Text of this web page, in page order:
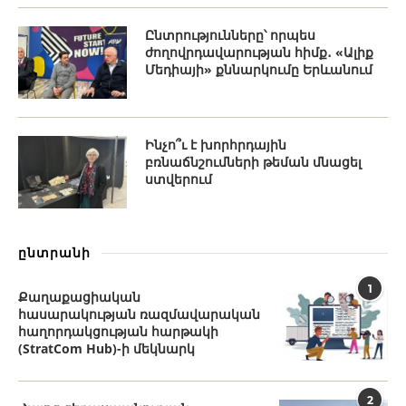
Ընտրությունները՝ որպես
ժողովրդավարության հիմք․ «Ալիք
Մեդիայի» քննարկումը Երևանում
Ինչո՞ւ է խորհրդային
բռնաճնշումների թեման մնացել
ստվերում
ընտրանի
1
Քաղաքացիական
հասարակության ռազմավարական
հաղորդակցության հարթակի
(StratCom Hub)-ի մեկնարկ
2